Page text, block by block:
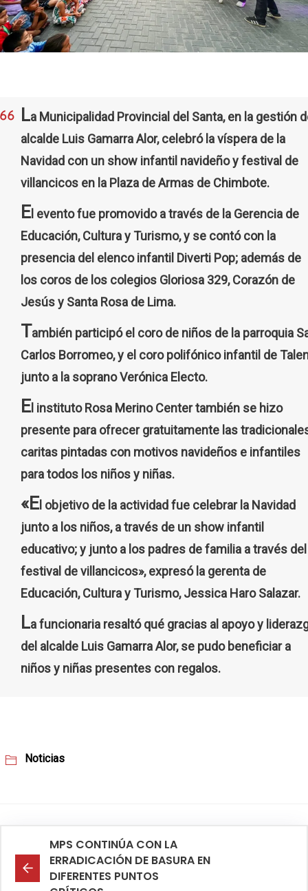
La Municipalidad Provincial del Santa, en la gestión
alcalde Luis Gamarra Alor, celebró la víspera de la
Navidad con un show infantil navideño y festival de
villancicos en la Plaza de Armas de Chimbote.
E l evento fue promovido a través de la Gerencia de
Educación, Cultura y Turismo, y se contó con la
presencia del elenco infantil Diverti Pop; además de
los coros de los colegios Gloriosa 329, Corazón de
Jesús y Santa Rosa de Lima.
También participó el coro de niños de la parroquia
Carlos Borromeo, y el coro polifónico infantil de
junto a la soprano Verónica Electo.
E l instituto Rosa Merino Center también se hizo
presente para ofrecer gratuitamente las
caritas pintadas con motivos navideños e infantiles
para todos los niños y niñas.
«E l objetivo de la actividad fue celebrar la Navidad
junto a los niños, a través de un show infantil
educativo; y junto a los padres de familia a través del
festival de villancicos», expresó la gerenta de
Educación, Cultura y Turismo, Jessica Haro Salazar.
La funcionaria resaltó qué gracias al apoyo y
del alcalde Luis Gamarra Alor, se pudo beneficiar a
niños y niñas presentes con regalos.
Noticias
MPS CONTINÚA CON LA
ERRADICACIÓN DE BASURA EN
DIFERENTES PUNTOS